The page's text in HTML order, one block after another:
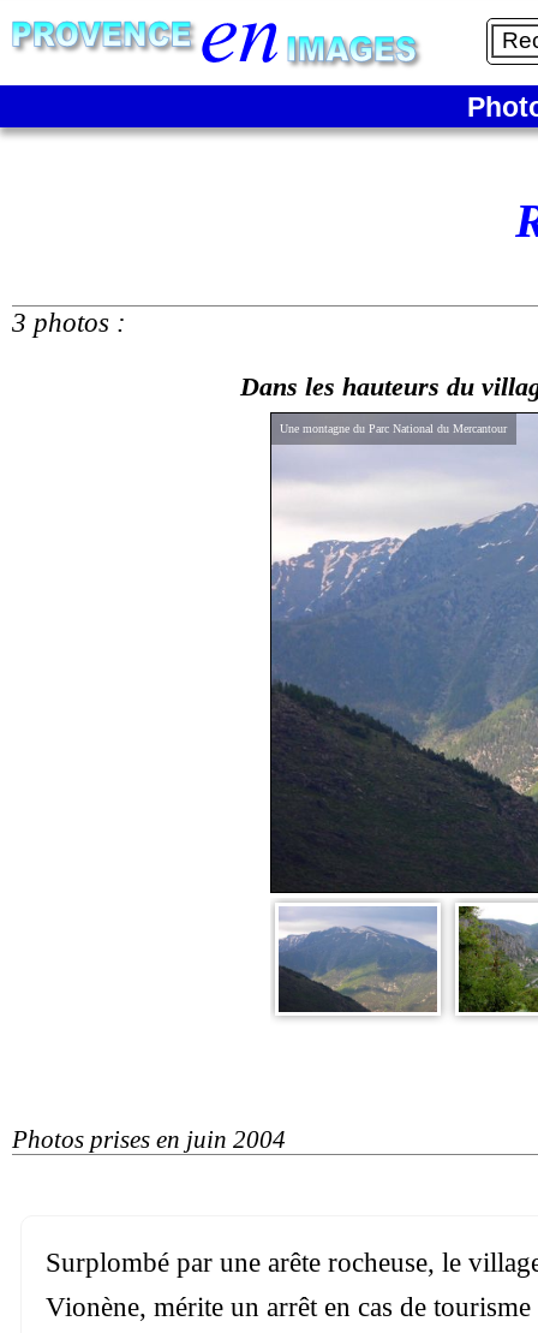
3 photos :
Dans les hauteurs du
Une montagne du Parc National du Mercantour
Photos prises en juin 2004
Surplombé par une arête rocheuse, le
Vionène, mérite un arrêt en cas de